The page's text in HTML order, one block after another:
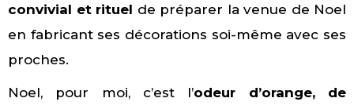
convivial et rituel de préparer la venue de Noel
en fabricant ses décorations soi-même avec ses
proches.
Noel, pour moi, c’est l’odeur d’orange, de